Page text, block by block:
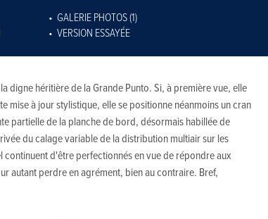
GALERIE PHOTOS (1)
VERSION ESSAYÉE
digne héritière de la Grande Punto. Si, à première vue, elle
mise à jour stylistique, elle se positionne néanmoins un cran
partielle de la planche de bord, désormais habillée de
du calage variable de la distribution multiair sur les
continuent d'être perfectionnés en vue de répondre aux
autant perdre en agrément, bien au contraire. Bref,